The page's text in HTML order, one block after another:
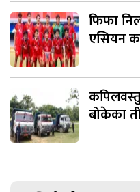
फिफा
एसियन
बोकेका